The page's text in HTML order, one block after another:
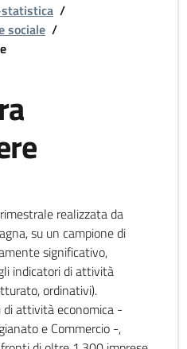
statistica /
sociale /
realizzata da
su un campione di
significativo,
indicatori di attività
ordinativi).
attività economica -
e Commercio -,